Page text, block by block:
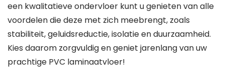
een kwalitatieve ondervloer kunt u genieten van alle
voordelen die deze met zich meebrengt, zoals
stabiliteit, geluidsreductie, isolatie en duurzaamheid.
Kies daarom zorgvuldig en geniet jarenlang van uw
prachtige PVC laminaatvloer!